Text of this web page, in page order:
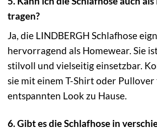
tragen?
Ja, die LINDBERGH Schlafhose
hervorragend als Homewear. Sie
stilvoll und vielseitig einsetzbar.
sie mit einem T-Shirt oder
entspannten Look zu Hause.
6. Gibt es die Schlafhose in